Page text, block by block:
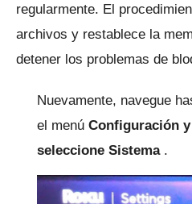
regularmente. El
archivos y restablece la
detener los problemas de
Nuevamente, navegue
el menú Configuración
seleccione Sistema.